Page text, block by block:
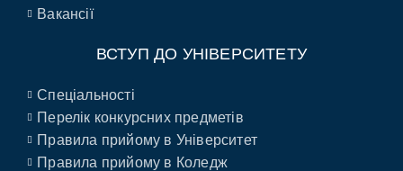
Вакансії
ВСТУП ДО УНІВЕРСИТЕТУ
Спеціальності
Перелік конкурсних предметів
Правила прийому в Університет
Правила прийому в Коледж